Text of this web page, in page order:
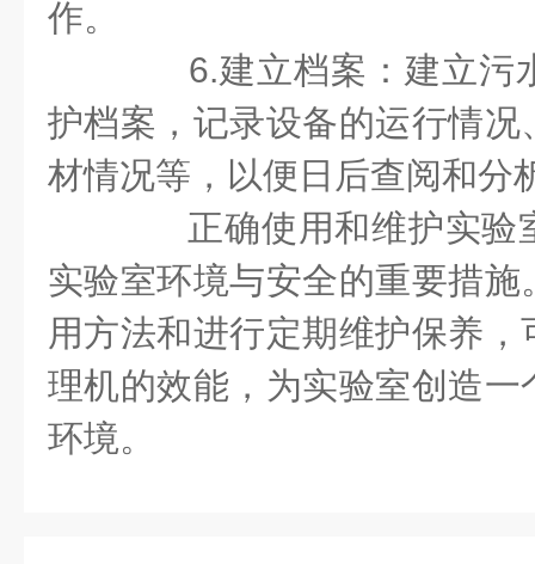
作。
6.建立档案：建立污
护档案，记录设备的运行情
材情况等，以便日后查阅和分
正确使用和维护实验
实验室环境与安全的重要措
用方法和进行定期维护保养
理机的效能，为实验室创造
环境。